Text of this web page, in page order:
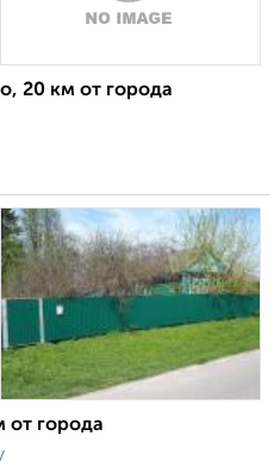
20 км от города
от города